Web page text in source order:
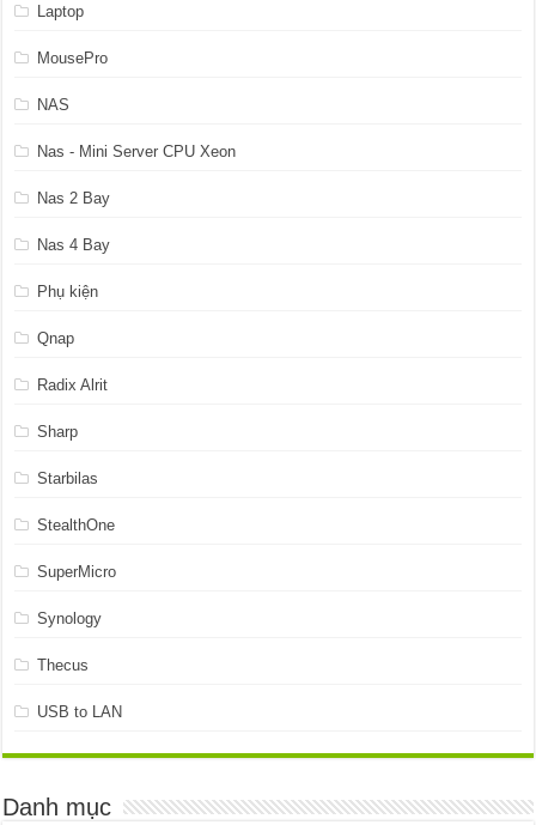
Laptop
MousePro
NAS
Nas - Mini Server CPU Xeon
Nas 2 Bay
Nas 4 Bay
Phụ kiện
Qnap
Radix Alrit
Sharp
Starbilas
StealthOne
SuperMicro
Synology
Thecus
USB to LAN
Danh mục